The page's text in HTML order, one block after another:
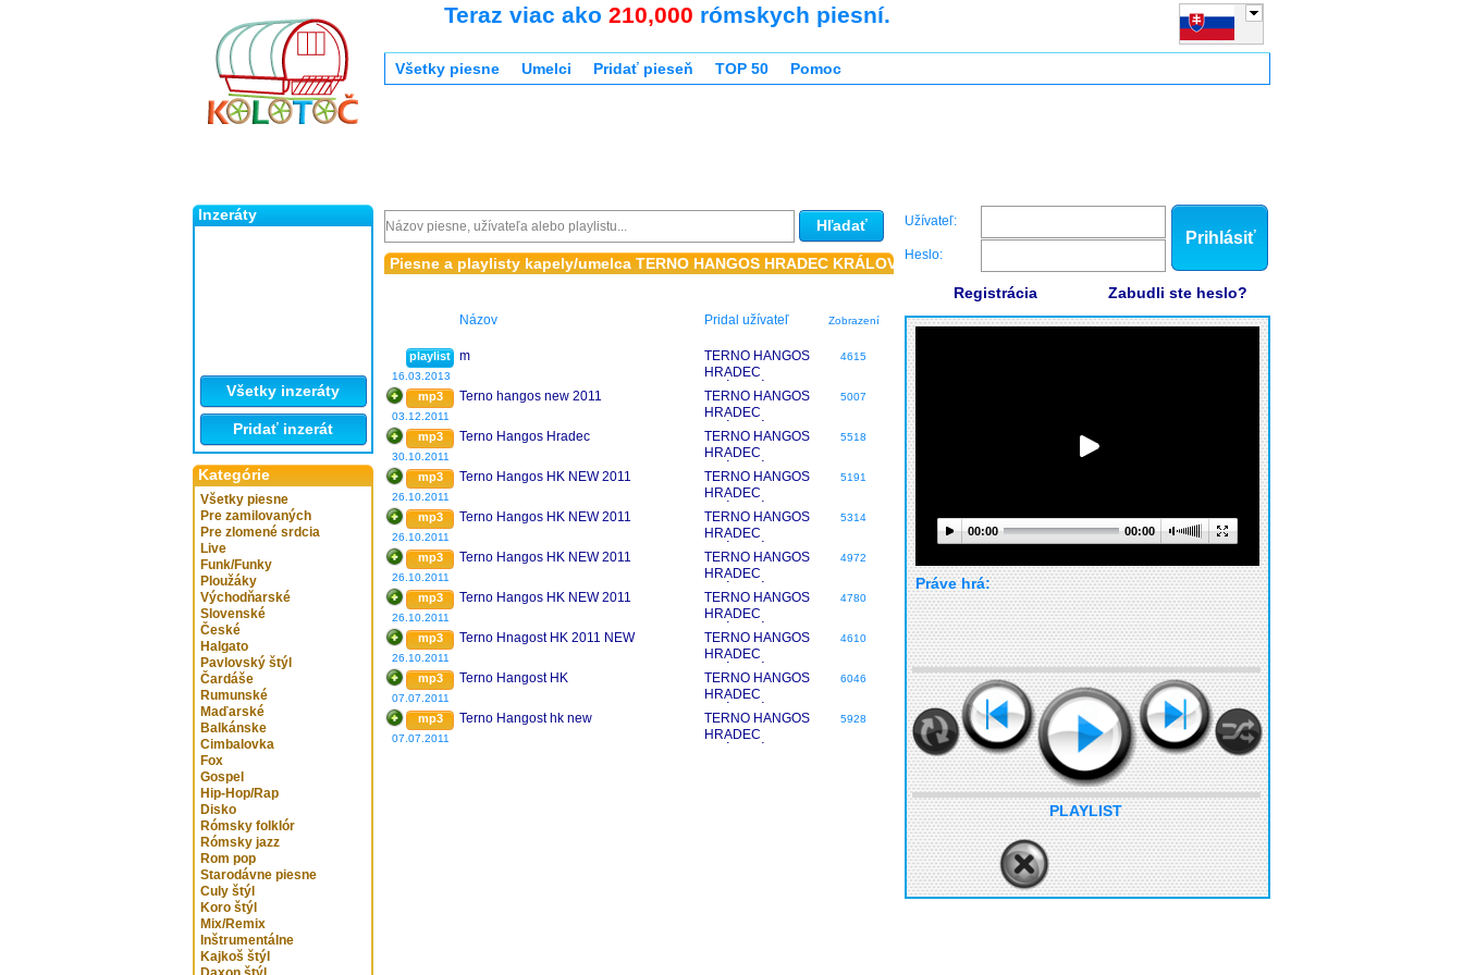
Inzeráty
Všetky inzeráty
Pridať inzerát
Kategórie
Všetky piesne
Pre zamilovaných
Pre zlomené srdcia
Live
Funk/Funky
Ploužáky
Východňarské
Slovenské
České
Halgato
Pavlovský štýl
Čardáše
Rumunské
Maďarské
Balkánske
Cimbalovka
Fox
Gospel
Hip-Hop/Rap
Disko
Rómsky folklór
Rómsky jazz
Rom pop
Starodávne piesne
Culy štýl
Koro štýl
Mix/Remix
Inštrumentálne
Kajkoš štýl
Teraz viac ako 210,000 rómskych piesní.
Všetky piesne Umelci Pridať pieseň TOP 50 Pomoc
Hľadať
Piesne a playlisty kapely/umelca TERNO HANGOS HRADEC KRÁLOVÉ
Názov Pridal užívateľ Zobrazení
playlist
16.03.2013
m
TERNO HANGOS
HRADEC
KRÁLOVÉ
4615
mp3
03.12.2011
Terno hangos new 2011
TERNO HANGOS
HRADEC
KRÁLOVÉ
5007
mp3
30.10.2011
Terno Hangos Hradec
TERNO HANGOS
HRADEC
KRÁLOVÉ
5518
mp3
26.10.2011
Terno Hangos HK NEW 2011
TERNO HANGOS
HRADEC
KRÁLOVÉ
5191
mp3
26.10.2011
Terno Hangos HK NEW 2011
TERNO HANGOS
HRADEC
KRÁLOVÉ
5314
mp3
26.10.2011
Terno Hangos HK NEW 2011
TERNO HANGOS
HRADEC
KRÁLOVÉ
4972
mp3
26.10.2011
Terno Hangos HK NEW 2011
TERNO HANGOS
HRADEC
KRÁLOVÉ
4780
mp3
26.10.2011
Terno Hnagost HK 2011 NEW
TERNO HANGOS
HRADEC
KRÁLOVÉ
4610
mp3
07.07.2011
Terno Hangost HK
TERNO HANGOS
HRADEC
KRÁLOVÉ
6046
mp3
07.07.2011
Terno Hangost hk new
TERNO HANGOS
HRADEC
5928
Užívateľ:
Heslo:
Prihlásiť
Registrácia Zabudli ste heslo?
00:00 00:00
Práve hrá:
PLAYLIST